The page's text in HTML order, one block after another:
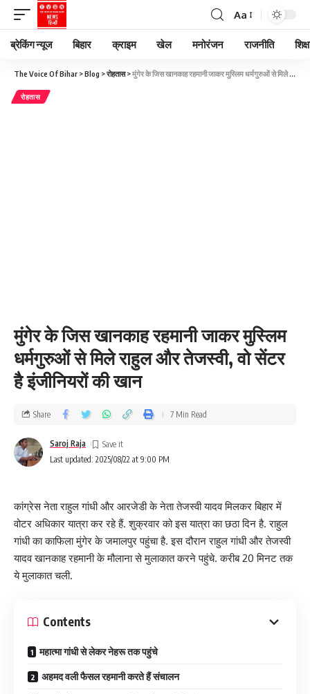
Aa
ब्रेकिंग न्यूज बिहार क्राइम खेल मनोरंजन राजनीति
The Voice Of Bihar >Blog >रोहतास>मुंगेर के जिस खानकाह रहमानी जाकर मुस्लिम धर्मगुरुओं से मिले राहुल और तेजस्वी, वो सेंटर है इंजीनियरों की खान
रोहतास
मुंगेर के जिस खानकाह रहमानी जाकर मुस्लिम
धर्मगुरुओं से मिले राहुल और तेजस्वी, वो सेंटर
है इंजीनियरों की खान
Last updated: 2025/08/22 at 9:00 PM
Saroj Raja
Share 7 Min Read
कांग्रेस नेता राहुल गांधी और आरजेडी के नेता तेजस्वी यादव मिलकर बिहार में
वोटर अधिकार यात्रा कर रहे हैं. शुक्रवार को इस यात्रा का छठा दिन है. राहुल
गांधी का काफिला मुंगेर के जमालपुर पहुंचा है. इस दौरान राहुल गांधी और तेजस्वी
यादव खानकाह रहमानी के मौलाना से मुलाकात करने पहुंचे. करीब 20 मिनट तक
ये मुलाकात चली.
Contents
महात्मा गांधी से लेकर नेहरू तक पहुंचे
अहमद वली फैसल रहमानी करते हैं संचालन